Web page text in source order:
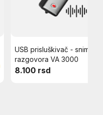
USB prisluškivač - snimač
razgovora VA 3000
8.100 rsd